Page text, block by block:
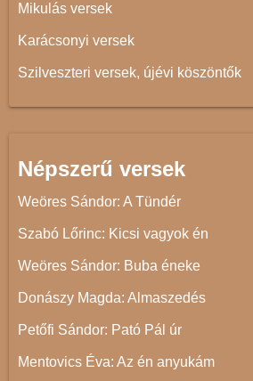
Mikulás versek
Karácsonyi versek
Szilveszteri versek, újévi köszöntők
Népszerű versek
Weöres Sándor: A Tündér
Szabó Lőrinc: Kicsi vagyok én
Weöres Sándor: Buba éneke
Donászy Magda: Almaszedés
Petőfi Sándor: Pató Pál úr
Mentovics Éva: Az én anyukám